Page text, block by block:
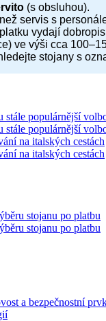
(s obsluhou).
servis s
vydají
ve výši cca
stojany s
stále populárnější
stále populárnější
na italských cestách
na italských cestách
stojanu po platbu
stojanu po platbu
a bezpečnostní